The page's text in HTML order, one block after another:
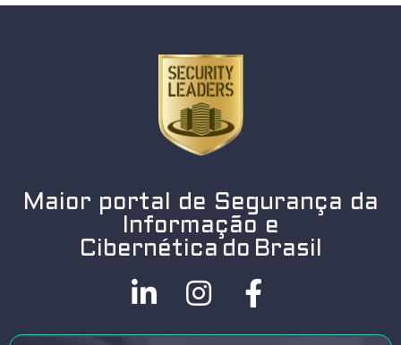
Maior portal de Segurança da
Informação e
Cibernética do Brasil